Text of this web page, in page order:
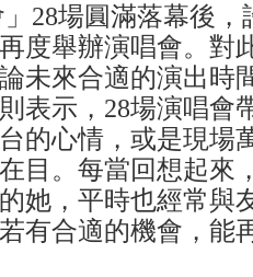
28場圓滿落幕後
度舉辦演唱會。對
未來合適的演出時
表示，28場演唱會
的心情，或是現場
目。每當回想起來
她，平時也經常與
有合適的機會，能